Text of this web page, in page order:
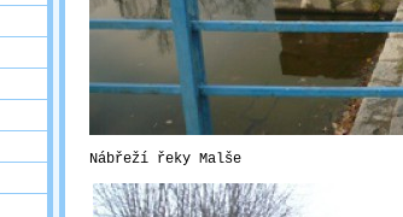
Nábřeží řeky Malše